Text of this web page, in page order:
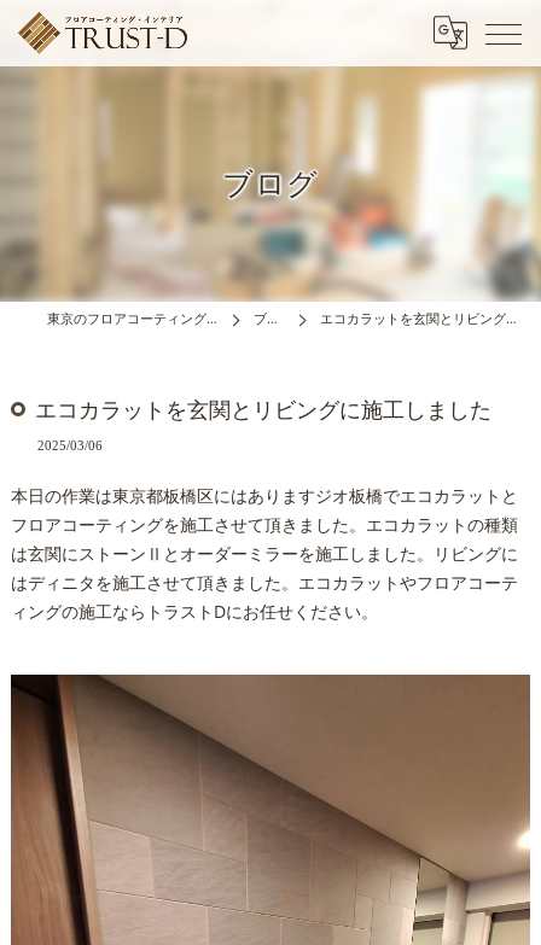
ブログ
東京のフロアコーティングはTRUST-D ブログ エコカラットを玄関とリビングに施工しました
エコカラットを玄関とリビングに施工しました
2025/03/06
本日の作業は東京都板橋区にはありますジオ板橋でエコカラットと
フロアコーティングを施工させて頂きました。エコカラットの種類
は玄関にストーンⅡとオーダーミラーを施工しました。リビングに
はディニタを施工させて頂きました。エコカラットやフロアコーテ
ィングの施工ならトラストDにお任せください。